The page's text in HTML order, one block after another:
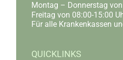
Montag – Donnerstag
Freitag von 08:00-15:00
Für alle Krankenkassen
QUICKLINKS